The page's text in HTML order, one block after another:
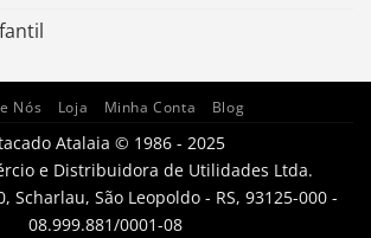
Nós Loja Minha Conta Blog
Atalaia © 1986 - 2025
e Distribuidora de Utilidades Ltda.
Scharlau, São Leopoldo - RS, 93125-000 -
08.999.881/0001-08